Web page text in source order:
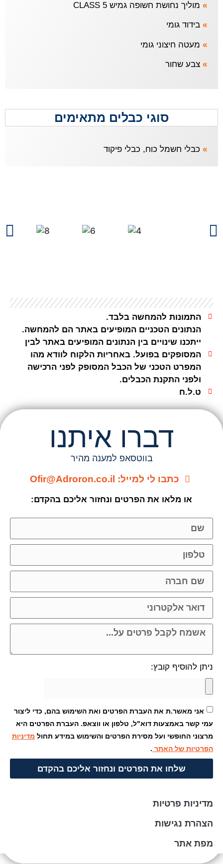
» מוליך נחושת חשופה גמיש CLASS 5
» בידוד גומי
» מעטה חיצוני גומי
» צבע שחור
סוגי כבלים מתאימים
» כבלי חשמל כוח, כבלי פיקוד
התמונות להמחשה בלבד.
הנתונים הטכניים המופיעים באתר הם להמחשה.
ייתכנו שינויים בין הנתונים המופיעים באתר לבין
המסופקים בפועל. באחריות הלקוח לוודא מהו
המפרט הטכני של הכבל המסופק לפני הרכישה
ולפני התקנת הכבלים.
ט.ל.ח
דברו איתנו
בווטסאפ למענה מהיר
כתבו לי למייל: Ofir@Adroron.co.il
או מלאו את הפרטים ונחזור אליכם בהקדם:
ניתן להוסיף קובץ:
אני מאשר.ת את העברת הפרטים ואת השימוש בהם, כדי ליצור
עמי קשר באמצעות דוא"ל, טלפון או ווצאפ. העברת הפרטים היא
מרצוני החופשי ועל מסירת הפרטים והשימוש במידע תחול מדיניות
הפרטיות של האתר .
שלחו את הפרטים ונחזור אליכם בהקדם
מדיניות פרטיות
הצהרת נגישות
מפת אתר